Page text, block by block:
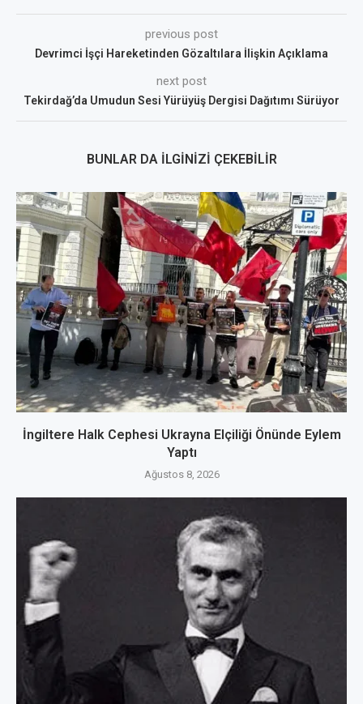
previous post
Devrimci İşçi Hareketinden Gözaltılara İlişkin Açıklama
next post
Tekirdağ’da Umudun Sesi Yürüyüş Dergisi Dağıtımı Sürüyor
BUNLAR DA İLGINIZI ÇEKEBILIR
İngiltere Halk Cephesi Ukrayna Elçiliği Önünde Eylem
Yaptı
Ağustos 8, 2026